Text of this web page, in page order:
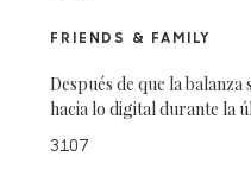
FRIENDS & FAMILY
Después de que la
hacia lo digital durante la
3107